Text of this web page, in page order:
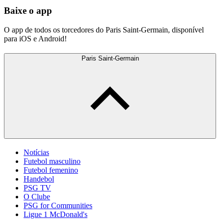
Baixe o app
O app de todos os torcedores do Paris Saint-Germain, disponível
para iOS e Android!
Paris Saint-Germain
Notícias
Futebol masculino
Futebol femenino
Handebol
PSG TV
O Clube
PSG for Communities
Ligue 1 McDonald's